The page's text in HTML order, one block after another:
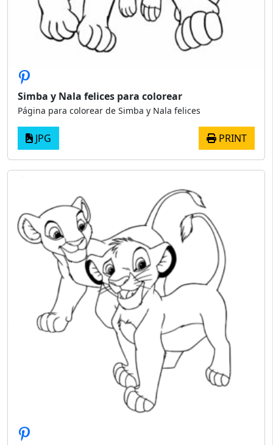
Simba y Nala felices para colorear
Página para colorear de Simba y Nala felices
JPG PRINT